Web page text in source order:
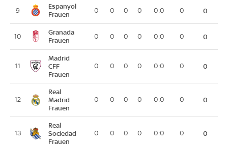
9
Espanyol
Frauen
0 0 0 0 0:0 0 0
10
Granada
Frauen
0 0 0 0 0:0 0 0
11
Madrid
CFF
Frauen
0 0 0 0 0:0 0 0
12
Real
Madrid
Frauen
0 0 0 0 0:0 0 0
13
Real
Sociedad
Frauen
0 0 0 0 0:0 0 0